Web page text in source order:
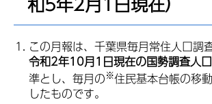
この月報は、千葉県毎月常住人口調
令和2年10月1日現在の国勢調査人
準とし、毎月の※住民基本台帳の移
したものです。